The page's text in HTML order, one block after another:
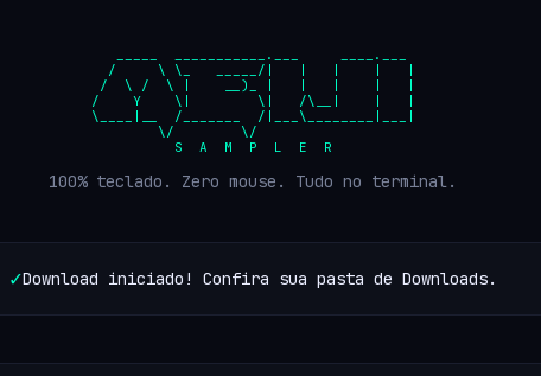
   _____  ___________.___     ____.___
  /     \ \_   _____/|   |   |    |   |
/  \ /  \ |    __)_ |   |   |    |   |
/    Y    \|        \|   /\__|    |   |
\____|__  /_______  /|___\________|___|
        \/        \/
S  A  M  P  L  E  R
100% teclado. Zero mouse. Tudo no terminal.
Download iniciado! Confira sua pasta de Downloads.